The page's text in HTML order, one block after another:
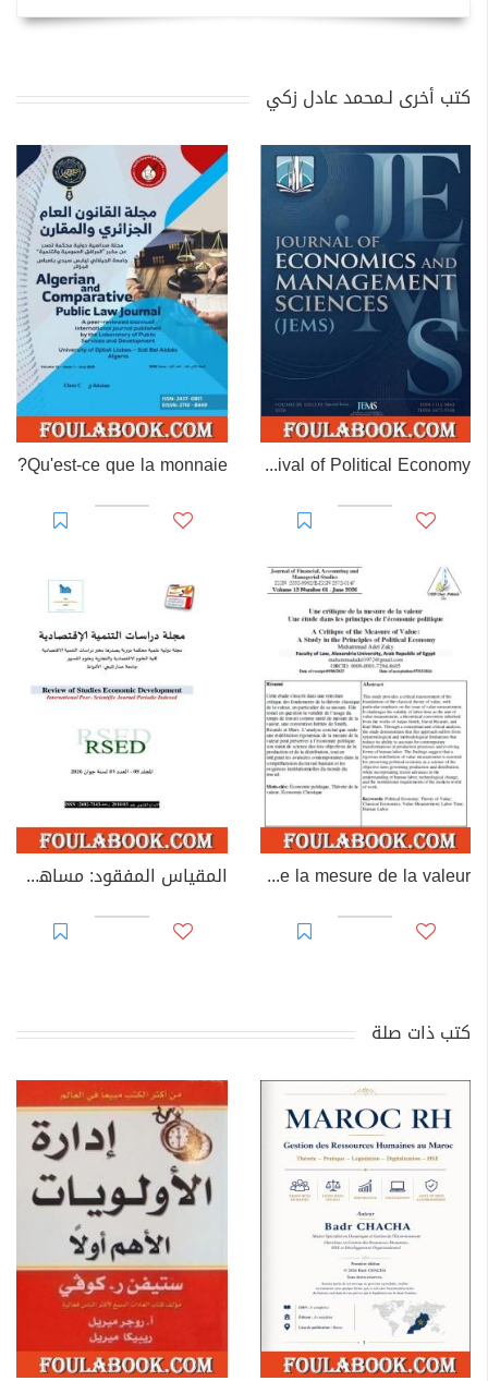
كتب أخرى لـمحمد عادل زكي
The Missing Measure: A Contribution to the Revival of Political Economy
Qu'est-ce que la monnaie?
Une critique de la mesure de la valeur المقياس المفقود: مساهمة في إحياء الاقتصاد السياسي
كتب ذات صلة